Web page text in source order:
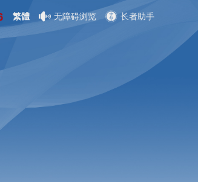
繁體 无障碍浏览 长者助手